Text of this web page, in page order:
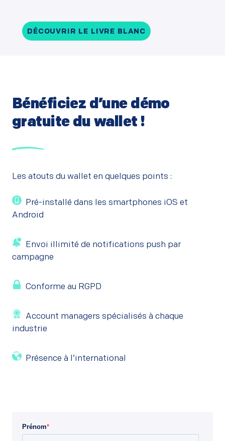
DÉCOUVRIR LE LIVRE BLANC
Bénéficiez d’une démo
gratuite du wallet !
Les atouts du wallet en quelques points :
Pré-installé dans les smartphones iOS et
Android
Envoi illimité de notifications push par
campagne
Conforme au RGPD
Account managers spécialisés à chaque
industrie
Présence à l’international